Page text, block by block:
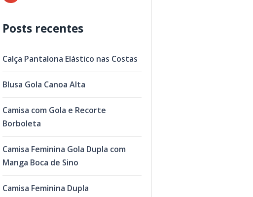
Posts recentes
Calça Pantalona Elástico nas Costas
Blusa Gola Canoa Alta
Camisa com Gola e Recorte
Borboleta
Camisa Feminina Gola Dupla com
Manga Boca de Sino
Camisa Feminina Dupla